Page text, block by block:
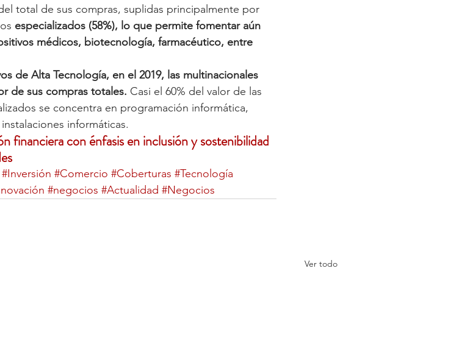
total de sus compras, suplidas principalmente por
especializados (58%), lo que permite fomentar aún
médicos, biotecnología, farmacéutico, entre
de Alta Tecnología, en el 2019, las multinacionales
de sus compras totales. Casi el 60% del valor de las
se concentra en programación informática,
informáticas.
financiera con énfasis en inclusión y sostenibilidad
#Inversión #Comercio #Coberturas #Tecnología
#negocios #Actualidad #Negocios
Ver todo